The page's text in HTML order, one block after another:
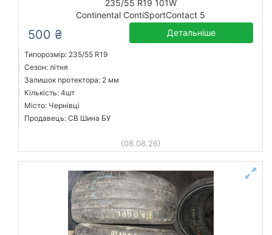
235/55 R19 101W
Continental ContiSportContact 5
500 ₴ Детальніше
Типорозмір: 235/55 R19
Сезон: літня
Залишок протектора: 2 мм
Кількість: 4шт
Місто: Чернівці
Продавець: СВ Шина БУ
(08.08.26)